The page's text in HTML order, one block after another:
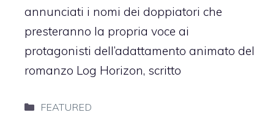
annunciati i nomi dei doppiatori che
presteranno la propria voce ai
protagonisti dell’adattamento animato del
romanzo Log Horizon, scritto
Categorie
FEATURED